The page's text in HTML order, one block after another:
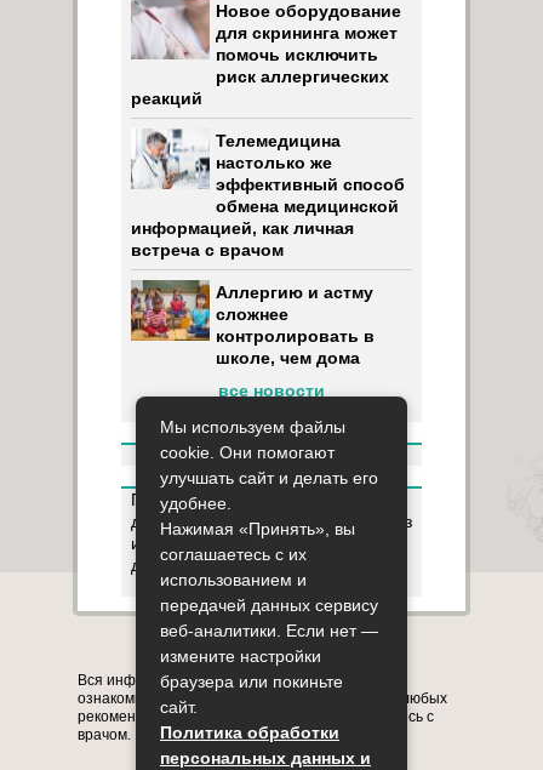
Новое оборудование
для скрининга может
помочь исключить
риск аллергических
реакций
Телемедицина
настолько же
эффективный способ
обмена медицинской
информацией, как личная
встреча с врачом
Аллергию и астму
сложнее
контролировать в
школе, чем дома
все новости
Пользуясь данным ресурсом вы
даёте разрешение на сбор, анализ
и хранение своих персональных
данных согласно Правилам
Карта сайта О сайте Контакты
Вся информация на сайте представлена в
ознакомительных целях. Перед применением любых
рекомендаций обязательно проконсультируйтесь с
врачом.
Мы используем файлы
cookie. Они помогают
улучшать сайт и делать его
удобнее.
Нажимая «Принять», вы
соглашаетесь с их
использованием и
передачей данных сервису
веб-аналитики. Если нет —
измените настройки
браузера или покиньте
сайт.
Политика обработки
персональных данных и